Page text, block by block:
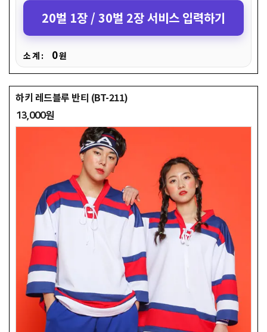
20벌 1장 / 30벌 2장 서비스 입력하기
소 계 : 0원
하키 레드블루 반티 (BT-211)
13,000원